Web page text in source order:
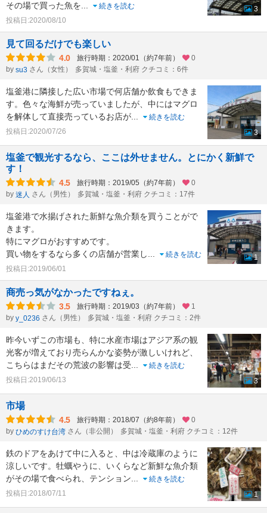
その場で買った魚を...
続きを読む
投稿日:2020/08/10
3
見て回るだけでも楽しい
4.0 旅行時期：2020/01（約7年前）
0
by su3 さん（女性） 多賀城・塩釜・利府 クチコミ：6件
塩釜港に隣接した広い市場で何店舗か飲食もできま
す。色々な海鮮が売っていましたが、中にはマグロ
を解体して直接売っているお店が...
続きを読む
投稿日:2020/07/26
3
塩釜で観光するなら、ここは外せません。とにかく新鮮で
す！
4.5 旅行時期：2019/05（約7年前）
0
by 迷人 さん（男性） 多賀城・塩釜・利府 クチコミ：17件
塩釜港で水揚げされた新鮮な魚介類を買うことがで
きます。
特にマグロがおすすめです。
買い物をするなら多くの店舗が営業し...
続きを読む
投稿日:2019/06/01
1
商売っ気がなかったですねぇ。
3.5 旅行時期：2019/03（約7年前）
1
by y_0236 さん（男性） 多賀城・塩釜・利府 クチコミ：2件
昨今いずこの市場も、特に水産市場はアジア系の観
光客が増えており売らんかな姿勢が激しいけれど、
こちらはまだその荒波の影響は受...
続きを読む
投稿日:2019/06/13
3
市場
4.5 旅行時期：2018/07（約8年前）
0
by ひめのすけ台湾 さん（非公開） 多賀城・塩釜・利府 クチコミ：12件
鉄のドアをあけて中に入ると、中は冷蔵庫のように
涼しいです。牡蠣やうに、いくらなど新鮮な魚介類
がその場で食べられ、テンション...
続きを読む
投稿日:2018/07/11
1